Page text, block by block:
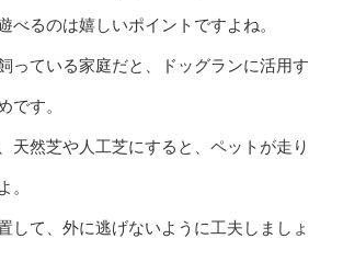
べるのは嬉しいポイントですよね。
っている家庭だと、ドッグランに活用す
です。
天然芝や人工芝にすると、ペットが走り
。
して、外に逃げないように工夫しましょ